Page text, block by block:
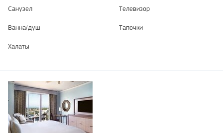
Санузел Телевизор
Ванна/душ Тапочки
Халаты